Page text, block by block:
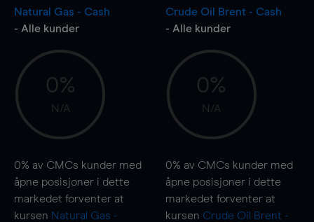
Natural Gas - Cash
- Alle kunder
0%
N/A
0% av CMCs kunder med
åpne posisjoner i dette
markedet forventer at
kursen Natural Gas -
Crude Oil Brent - Cash
- Alle kunder
0%
N/A
0% av CMCs kunder med
åpne posisjoner i dette
markedet forventer at
kursen Crude Oil Brent -